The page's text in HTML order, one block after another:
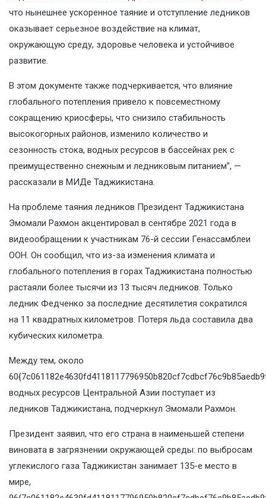
что нынешнее ускоренное таяние и отступление ледников
оказывает серьезное воздействие на климат,
окружающую среду, здоровье человека и устойчивое
развитие.
В этом документе также подчеркивается, что влияние
глобального потепления привело к повсеместному
сокращению криосферы, что снизило стабильность
высокогорных районов, изменило количество и
сезонность стока, водных ресурсов в бассейнах рек с
преимущественно снежным и ледниковым питанием”, —
рассказали в МИДе Таджикистана.
На проблеме таяния ледников Президент Таджикистана
Эмомали Рахмон акцентировал в сентябре 2021 года в
видеообращении к участникам 76-й сессии Генассамблеи
ООН. Он сообщил, что из-за изменения климата и
глобального потепления в горах Таджикистана полностью
растаяли более тысячи из 13 тысяч ледников. Только
ледник Федченко за последние десятилетия сократился
на 11 квадратных километров. Потеря льда составила два
кубических километра.
Между тем, около
водных ресурсов Центральной Азии поступает из
ледников Таджикистана, подчеркнул Эмомали Рахмон.
Президент заявил, что его страна в наименьшей степени
виновата в загрязнении окружающей среды: по выбросам
углекислого газа Таджикистан занимает 135-е место в
мире,